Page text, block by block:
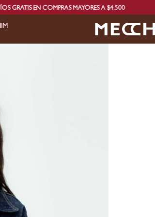
EN COMPRAS MAYORES A $4.500